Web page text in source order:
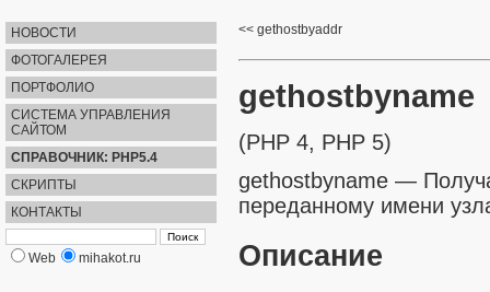
НОВОСТИ
ФОТОГАЛЕРЕЯ
ПОРТФОЛИО
СИСТЕМА УПРАВЛЕНИЯ
САЙТОМ
СПРАВОЧНИК: PHP5.4
СКРИПТЫ
КОНТАКТЫ
Web mihakot.ru
gethostbyaddr
gethostbyname
(PHP 4, PHP 5)
gethostbyname —
переданному имени
Описание